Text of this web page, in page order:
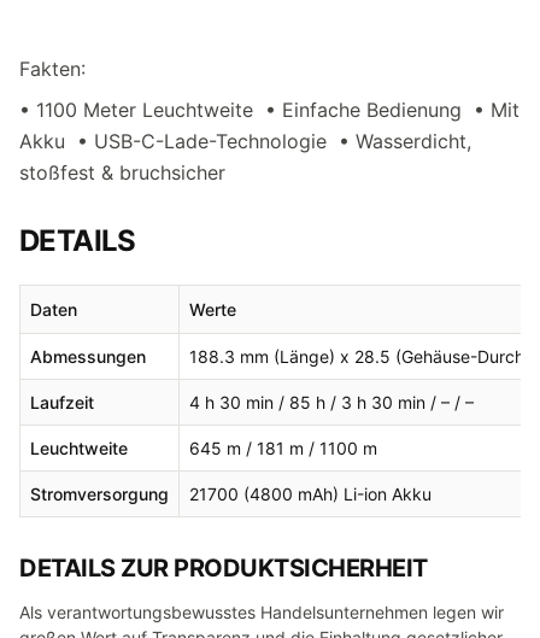
Fakten:
• 1100 Meter Leuchtweite • Einfache Bedienung • Mit
Akku • USB-C-Lade-Technologie • Wasserdicht,
stoßfest & bruchsicher
DETAILS
Daten Werte
Abmessungen 188.3 mm (Länge) x 28.5 (Gehäuse-
Laufzeit 4 h 30 min / 85 h / 3 h 30 min / – / –
Leuchtweite 645 m / 181 m / 1100 m
Stromversorgung 21700 (4800 mAh) Li-ion Akku
DETAILS ZUR PRODUKTSICHERHEIT
Als verantwortungsbewusstes Handelsunternehmen legen wir